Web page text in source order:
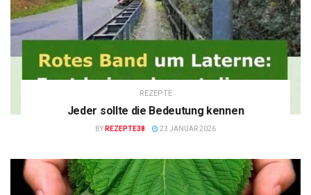
REZEPTE
Jeder sollte die Bedeutung kennen
BY REZEPTE38 23 JANUAR 2026